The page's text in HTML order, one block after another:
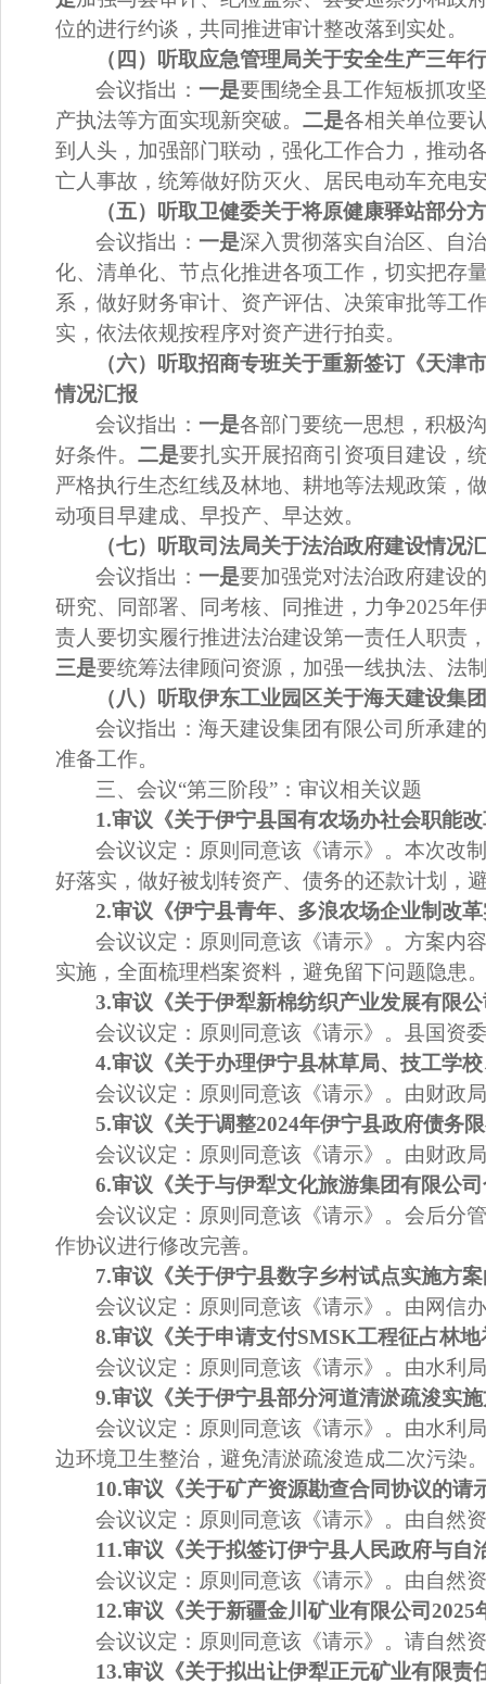
位的进行约谈，共同推进审计整改落到实处。
（四）听取应急管理局关于安全生产三年
会议指出： 一是要围绕全县工作短板抓攻
产执法等方面实现新突破。 二是各相关单位要
到人头，加强部门联动，强化工作合力，推动
亡人事故，统筹做好防灭火、居民电动车充电
（五）听取卫健委关于将原健康驿站部分
会议指出： 一是深入贯彻落实自治区、自
化、清单化、节点化推进各项工作，切实把存
系，做好财务审计、资产评估、决策审批等工
实，依法依规按程序对资产进行拍卖。
（六）听取招商专班关于重新签订《天津
情况汇报
会议指出： 一是各部门要统一思想，积极
好条件。 二是要扎实开展招商引资项目建设，
严格执行生态红线及林地、耕地等法规政策，
动项目早建成、早投产、早达效。
（七）听取司法局关于法治政府建设情况
会议指出： 一是要加强党对法治政府建设
研究、同部署、同考核、同推进，力争2025年
责人要切实履行推进法治建设第一责任人职责
三是要统筹法律顾问资源，加强一线执法、法
（八）听取伊东工业园区关于海天建设
会议指出：海天建设集团有限公司所承建
准备工作。
三、会议“第三阶段” ：审议相关议题
1.审议《关于伊宁县国有农场办社会职能
会议议定： 原则同意该《请示》。本次改
好落实，做好被划转资产、债务的还款计划，
2.审议《伊宁县青年、多浪农场企业制改
会议议定： 原则同意该《请示》。方案内
实施，全面梳理档案资料，避免留下问题隐患
3.审议《关于伊犁新棉纺织产业发展有限
会议议定： 原则同意该 《请示》。县国资
4.审议《关于办理伊宁县林草局、技工学
会议议定： 原则同意该《请示》。由财政
5.审议《关于调整2024年伊宁县政府债务
会议议定： 原则同意该 《请示》。 由财政
6.审议《关于与伊犁文化旅游集团有限公
会议议定： 原则同意该《请示》。会后分
作协议进行修改完善。
7.审议《关于伊宁县数字乡村试点实施方
会议议定： 原则同意该《请示》。由网信
8.审议《关于申请支付SMSK工程征占林
会议议定： 原则同意该《请示》。由水利
9.审议《关于伊宁县部分河道清淤疏浚实
会议议定： 原则同意该《请示》。由水利
边环境卫生整治，避免清淤疏浚造成二次污染
10.审议《关于矿产资源勘查合同协议的请
会议议定： 原则同意该《请示》。由自然
11.审议《关于拟签订伊宁县人民政府与自
会议议定： 原则同意该《请示》。由自然
12.审议《关于新疆金川矿业有限公司2025
会议议定： 原则同意该《请示》。请自然
13.审议《关于拟出让伊犁正元矿业有限责